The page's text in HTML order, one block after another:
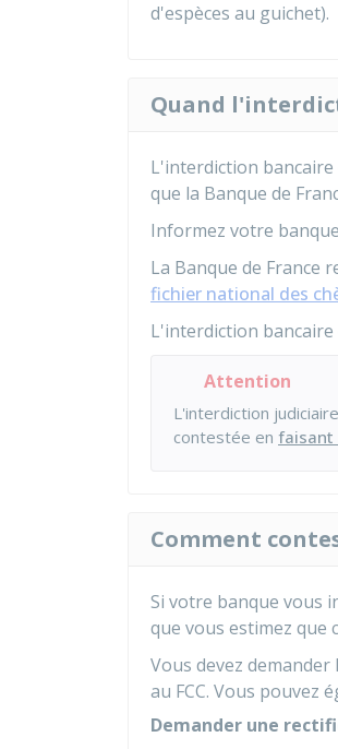
d'espèces au guichet).
Quand
L'interdiction
que la Banque de
Informez votre
La Banque de France
fichier national des
L'interdiction
Attention
L'interdiction
contestée en faisant
Comment
Si votre banque vous
que vous estimez que
Vous devez
au FCC. Vous pouvez
Demander une